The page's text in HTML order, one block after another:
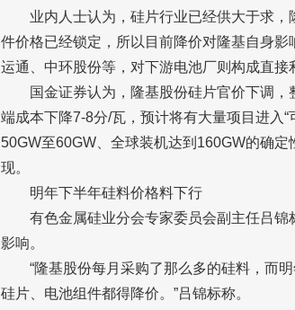
业内人士认为，硅片行业已经供大于求
件价格已经锁定，所以目前降价对隆基自身
运通、中环股份等，对下游电池厂则构成直接
国金证券认为，隆基股份硅片官价下调
端成本下降7-8分/瓦，预计将有大量项目进入
50GW至60GW、全球装机达到160GW的确
现。
明年下半年硅料价格料下行
有色金属硅业分会专家委员会副主任吕
影响。
“隆基股份每月采购了那么多的硅料，而
硅片、电池组件都得降价。”吕锦标称。